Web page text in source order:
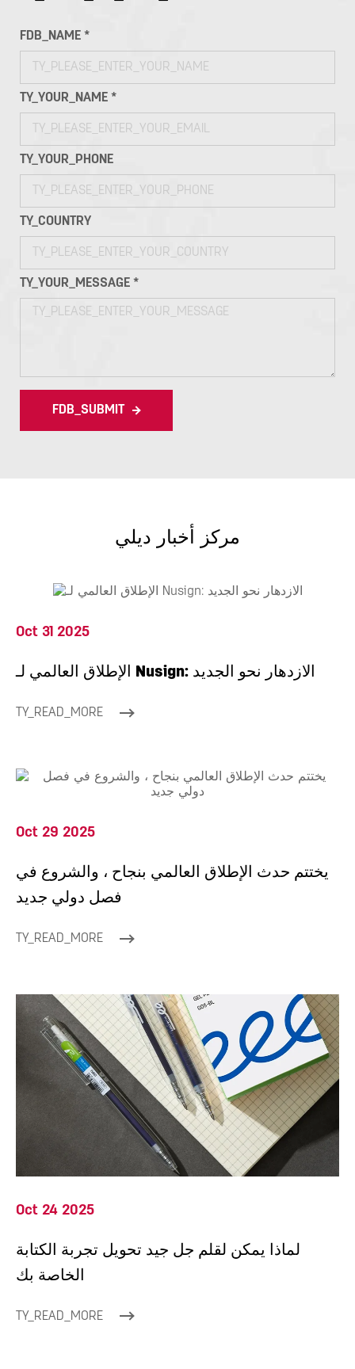
FDB_NAME *
TY_YOUR_NAME *
TY_YOUR_PHONE
TY_COUNTRY
TY_YOUR_MESSAGE *
FDB_SUBMIT
مركز أخبار ديلي
Oct 31 2025
الإطلاق العالمي لـ Nusign: الازدهار نحو الجديد
TY_READ_MORE
Oct 29 2025
يختتم حدث الإطلاق العالمي بنجاح ، والشروع في
فصل دولي جديد
TY_READ_MORE
Oct 24 2025
لماذا يمكن لقلم جل جيد تحويل تجربة الكتابة
الخاصة بك
TY_READ_MORE